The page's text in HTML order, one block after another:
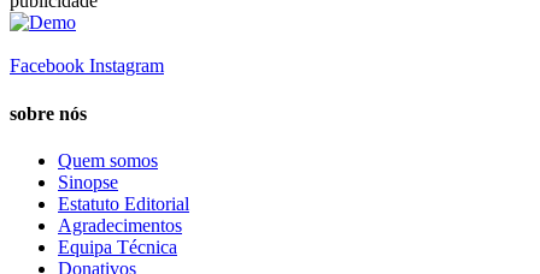
Facebook Instagram
sobre nós
Quem somos
Sinopse
Estatuto Editorial
Agradecimentos
Equipa Técnica
Donativos